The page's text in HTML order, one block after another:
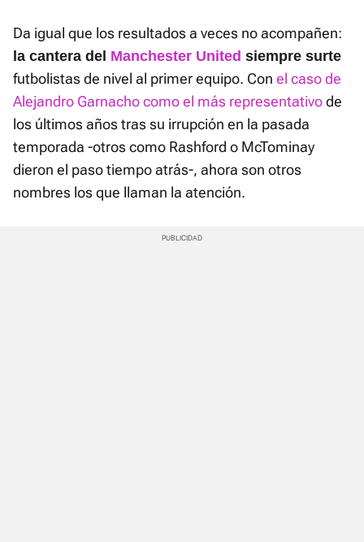
Da igual que los resultados a veces no acompañen:
la cantera del Manchester United siempre surte
futbolistas de nivel al primer equipo. Con el caso de
Alejandro Garnacho como el más representativode
los últimos años tras su irrupción en la pasada
temporada -otros como Rashford o McTominay
dieron el paso tiempo atrás-, ahora son otros
nombres los que llaman la atención.